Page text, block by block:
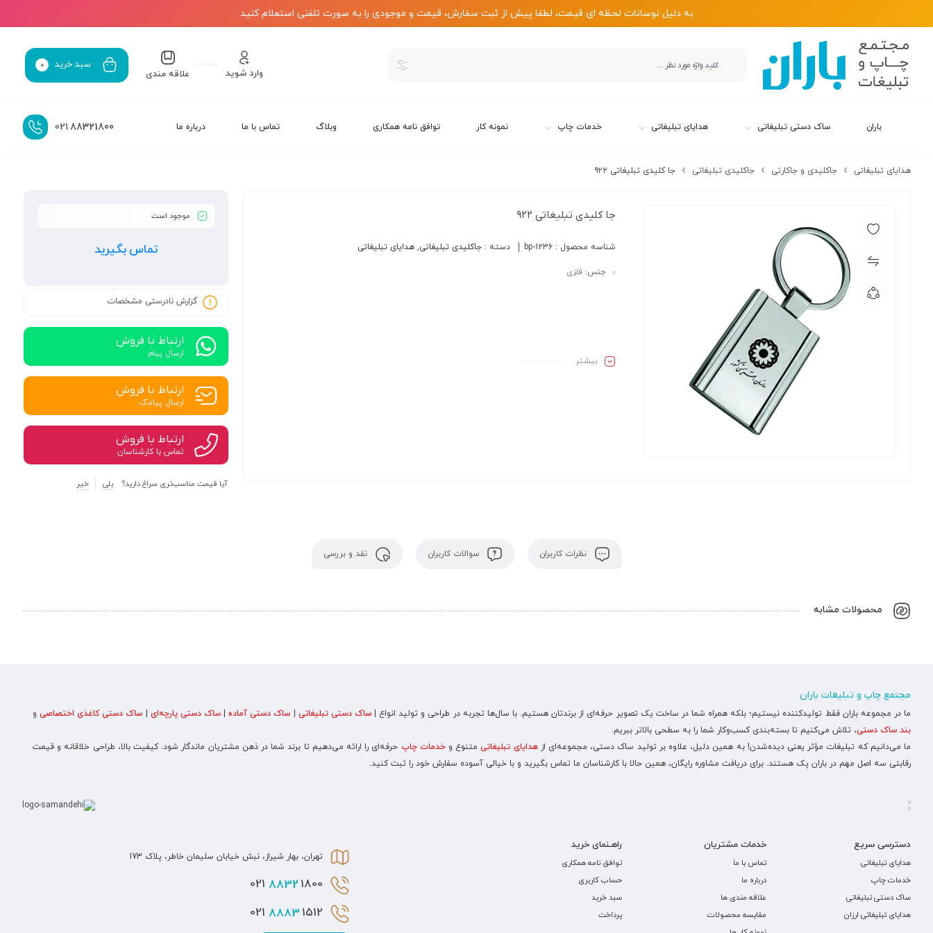
به دلیل نوسانات لحظه ای قیمت، لطفا پیش از ثبت سفارش، قیمت و موجودی را به صورت تلفنی استعلام کنید
وارد شوید علاقه مندی
سبد خرید 0
باران ساک دستی تبلیغاتی هدایای تبلیغاتی خدمات چاپ نمونه کار توافق نامه همکاری وبلاگ تماس با ما درباره ما 88321800
021
هدایای تبلیغاتی جاکلیدی و جاکارتی جاکلیدی تبلیغاتی جا کلیدی تبلیغاتی ۹۲۲
جا کلیدی تبلیغاتی ۹۲۲
شناسه محصول : bp-1236 دسته : جاکلیدی تبلیغاتی, هدایای تبلیغاتی
جنس: فلزی
بیشـتر
موجود است
تماس بگیرید
گزارش نادرستی مشخصات
ارتباط با فروش
ارسال پیام
ارتباط با فروش
ارسال پیامک
ارتباط با فروش
تماس با کارشناسان
آیا قیمت مناسب‌تری سراغ دارید؟ بلی خیر
نظرات کاربران سوالات کاربران نقد و بررسی
محصولات مشابه
مجتمع چاپ و تبلیغات باران
ما در مجموعه باران فقط تولیدکننده نیستیم؛ بلکه همراه شما در ساخت یک تصویر حرفه‌ای از برندتان هستیم. با سال‌ها تجربه در طراحی و تولید انواع |ساک دستی تبلیغاتی ساک دستی آماده|ساک دستی پارچه‌ای ساک دستی کاغذی اختصاصیو
بند ساک دستی، تلاش می‌کنیم تا بسته‌بندی کسب‌وکار شما را به سطحی بالاتر ببریم.
ما می‌دانیم که تبلیغات مؤثر یعنی دیده‌شدن! به همین دلیل، علاوه بر تولید ساک دستی، مجموعه‌ای ازهدایای تبلیغاتیمتنوع وخدمات چاپ حرفه‌ای را ارائه می‌دهیم تا برند شما در ذهن مشتریان ماندگار شود. کیفیت بالا، طراحی خلاقانه و قیمت
رقابتی سه اصل مهم در باران پک هستند. برای دریافت مشاوره رایگان، همین حالا با کارشناسان ما تماس بگیرید و با خیالی آسوده سفارش خود را ثبت کنید.
دسترسی سریع
هدایای تبلیغاتی
خدمات چاپ
ساک دستی تبلیغاتی
هدایای تبلیغاتی ارزان
خدمات مشتریان
تماس با ما
درباره ما
علاقه مندی ها
مقایسه محصولات
راهـنمای خرید
توافق نامه همکاری
حساب کاربری
سبد خرید
پرداخت
تهران، بهار شیراز، نبش خیابان سلیمان خاطر، پلاک 173
8832 1800 021
8883 1512 021